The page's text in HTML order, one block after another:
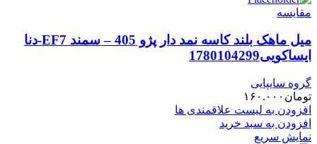
مقایسه
میل ماهک بلند کاسه نمد دار پژو 405 – سمند EF7-دنا
ایساکویی1780104299
گروه سایپایی
تومان ۱۶۰.۰۰۰
افزودن به لیست علاقمندی ها
افزودن به سبد خرید
نمایش سریع